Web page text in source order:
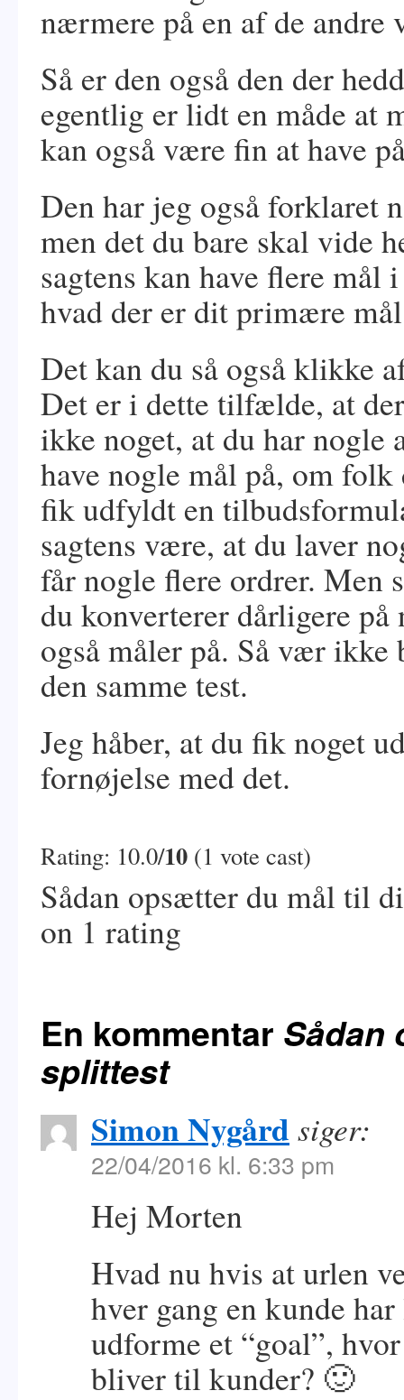
nærmere på en af de andre
Så er den også den der
egentlig er lidt en måde at
kan også være fin at have
Den har jeg også forklaret
men det du bare skal vide
sagtens kan have flere mål
hvad der er dit primære
Det kan du så også klikke
Det er i dette tilfælde, at
ikke noget, at du har nogle
have nogle mål på, om
fik udfyldt en
sagtens være, at du laver
får nogle flere ordrer. Men
du konverterer dårligere
også måler på. Så vær
den samme test.
Jeg håber, at du fik noget
fornøjelse med det.
Rating: 10.0/10 (1 vote cast)
Sådan opsætter du mål til
on 1 rating
En kommentar Sådan
splittest
Simon Nygård siger:
22/04/2016 kl. 6:33 pm
Hej Morten
Hvad nu hvis at urlen
hver gang en kunde
udforme et “goal”,
bliver til kunder? 🙂